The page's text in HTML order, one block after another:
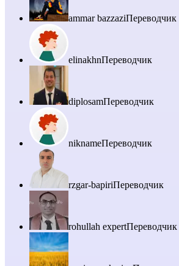
ammar bazzaziПереводчик
elinakhnПереводчик
diplosamПереводчик
niknameПереводчик
rzgar-bapiriПереводчик
rohullah expertПереводчик